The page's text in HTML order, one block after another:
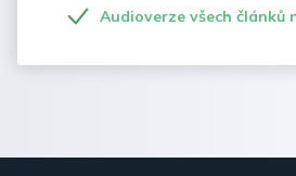
Audioverze všech článků